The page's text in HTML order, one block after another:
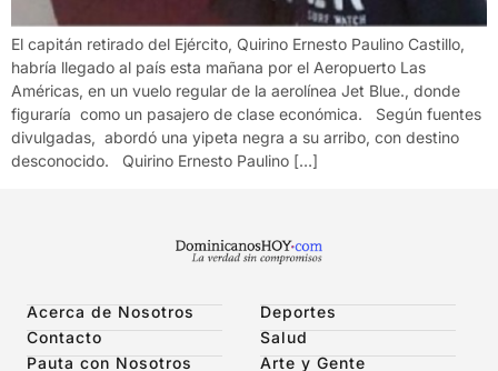
El capitán retirado del Ejército, Quirino Ernesto Paulino Castillo,
habría llegado al país esta mañana por el Aeropuerto Las
Américas, en un vuelo regular de la aerolínea Jet Blue., donde
figuraría como un pasajero de clase económica. Según fuentes
divulgadas, abordó una yipeta negra a su arribo, con destino
desconocido. Quirino Ernesto Paulino […]
Acerca de Nosotros
Contacto
Pauta con Nosotros
Deportes
Salud
Arte y Gente